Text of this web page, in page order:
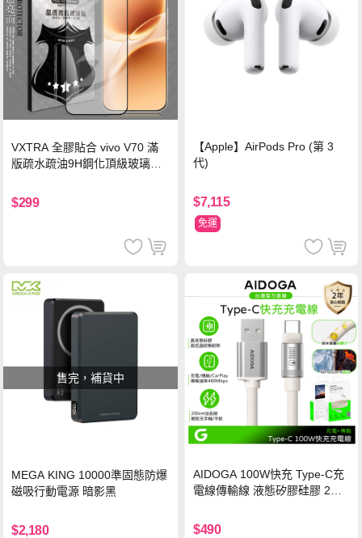
VXTRA 全膠貼合 vivo V70 滿
版疏水疏油9H鋼化頂級玻璃貼
$299
【Apple】AirPods Pro (第 3
代)
$7,115
免運
售完，補貨中
MEGA KING 10000準固態防爆
磁吸行動電源 暗影黑
$2,180
AIDOGA 100W快充 Type-C充
電線傳輸線 液態矽膠硅膠 2M
$490